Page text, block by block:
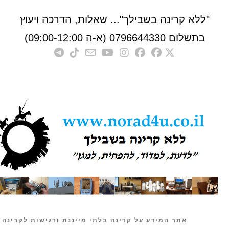
קרינה בשבילך"... שאלות, הדרכה ויעוץ
0796644330 (א-ה 09:00-12:00)
אתר המידע על קרינה בלתי מייננת ורגישות לקרינה